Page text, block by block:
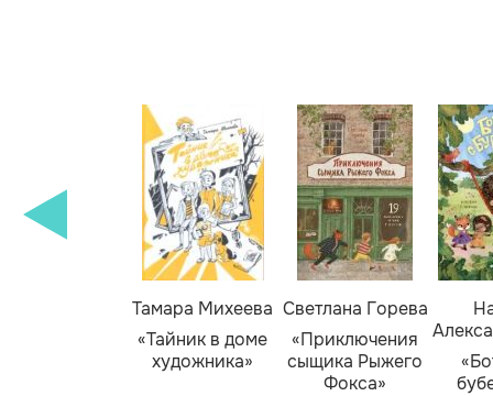
Тамара Михеева
«Тайник в доме
художника»
Светлана Горева
«Приключения
сыщика Рыжего
Фокса»